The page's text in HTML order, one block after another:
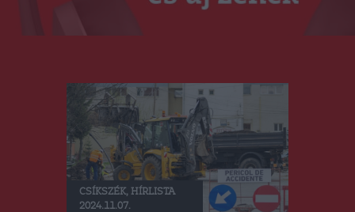
Podcast és videók
Stáb
Kapcsolat
CSÍKSZÉK, HÍRLISTA
2024.11.07.